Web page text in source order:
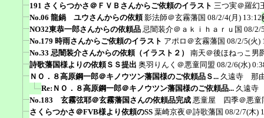
191 さくらつかさ＠ＦＶＢさんからご依頼のイラスト 三つ実＠羅幻
No.06 龍鍋 ユウさんからの依頼 影法師＠玄霧藩国 08/2/4(月) 13:12
NO32東恭一郎さんからの依頼品 忌闇装介＠ａｋｉｈａｒｕ国 08/2/
No.179 時雨さんからご依頼のイラスト アポロ＠玄霧藩国 08/2/5(火)
No.33 忌闇装介さんからの依頼（イラスト２）
南天＠後ほねっこ男
詩歌藩国様よりの依頼ＳＳ提出 奥羽りんく＠悪童同盟 08/2/6(水)
ＮＯ．８高原鋼一郎＠キノウツン藩国様のご依頼品Ｓ... 久遠寺 那
Re:ＮＯ．８高原鋼一郎＠キノウツン藩国様のご依頼品... 久遠寺
No.183 玄霧弦耶＠玄霧藩国さんの依頼品完成 悪童屋 四季＠悪童
さくらつかさ＠FVB様より依頼のSS 葉崎京夜＠詩歌藩国 08/2/7(木)